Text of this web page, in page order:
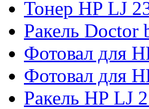
Тонер HP LJ
Ракель Doctor
Фотовал для
Фотовал для
Ракель HP LJ